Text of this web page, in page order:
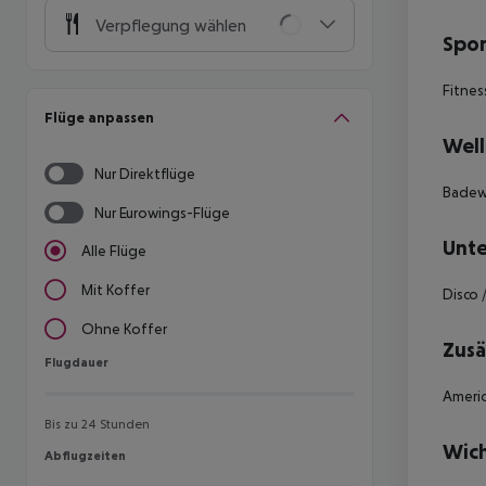
Verpflegung wählen
Flüge anpassen
Nur Direktflüge
Nur Eurowings-Flüge
Alle Flüge
Mit Koffer
Ohne Koffer
Flugdauer
Flugdauer
Bis zu 24 Stunden
Abflugzeiten
Abflugzeiten
Disco